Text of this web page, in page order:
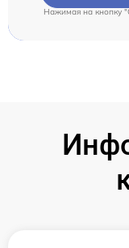
Нажимая на кнопку